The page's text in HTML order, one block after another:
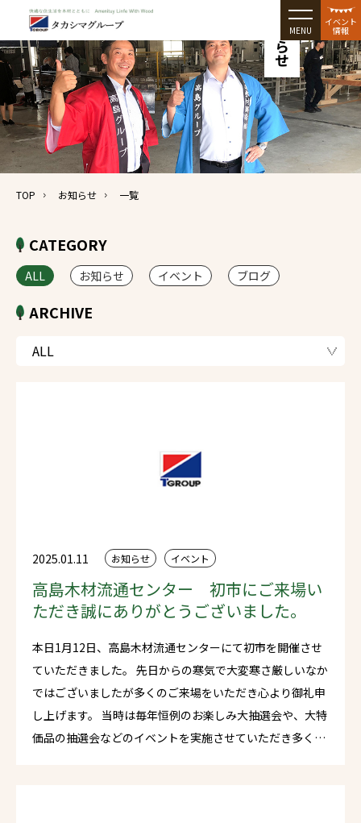
MENU
イベント
情報
お知らせ
TOP お知らせ 一覧
CATEGORY
ALL お知らせ イベント ブログ
ARCHIVE
2025.01.11 お知らせ イベント
高島木材流通センター 初市にご来場い
ただき誠にありがとうございました。
本日1月12日、高島木材流通センターにて初市を開催させ
ていただきました。 先日からの寒気で大変寒さ厳しいなか
ではございましたが多くのご来場をいただき心より御礼申
し上げます。 当時は毎年恒例のお楽しみ大抽選会や、大特
価品の抽選会などのイベントを実施させていただき多くの